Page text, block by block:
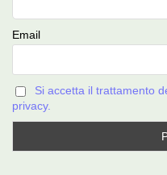
Email
Si accetta il trattamento
privacy.